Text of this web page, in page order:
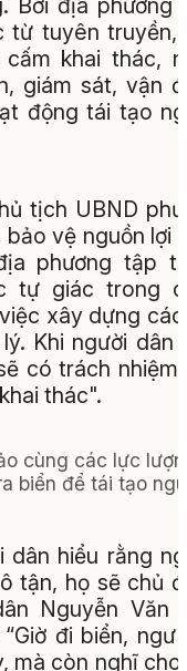
Bởi địa phương
từ tuyên truyền,
khai thác,
giám sát, vận
động tái tạo
tịch UBND
vệ nguồn lợi
phương tập
tự giác trong
xây dựng
Khi người dân
có trách nhiệm
thác".
cùng các lực
biển để tái tạo
hiểu rằng
tận, họ sẽ chủ
Nguyễn Văn
đi biển, ngư
mà còn nghĩ cho